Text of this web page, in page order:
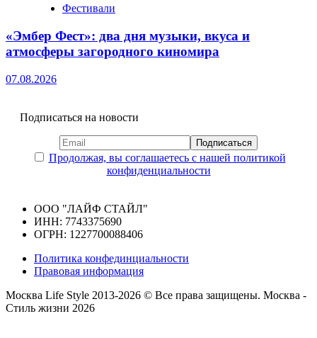
Фестивали
«Эмбер Фест»: два дня музыки, вкуса и
атмосферы загородного киномира
07.08.2026
Подписаться на новости
Продолжая, вы соглашаетесь с нашей политикой
конфиденциальности
ООО "ЛАЙФ СТАЙЛ"
ИНН: 7743375690
ОГРН: 1227700088406
Политика конфединциальности
Правовая информация
Москва Life Style 2013-2026 © Все права защищены. Москва -
Стиль жизни 2026